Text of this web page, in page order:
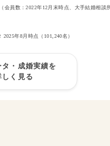
員数：2022年12月末時点、大手結婚相談
年8月時点（ 101,240名）
タ・成婚実績を
しく見る